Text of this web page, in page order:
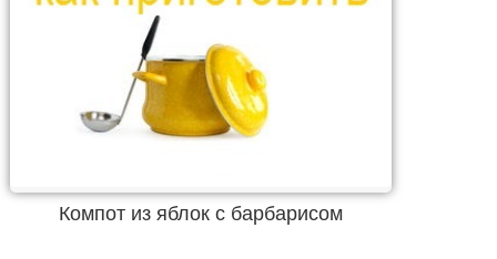
Компот из яблок с барбарисом